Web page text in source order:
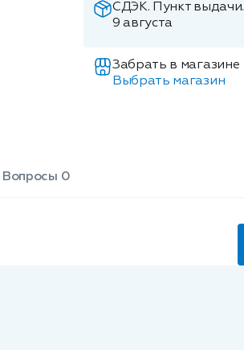
СДЭК. Пункт выдачи.
9 августа
Забрать в магазине
Выбрать магазин
Вопросы 0